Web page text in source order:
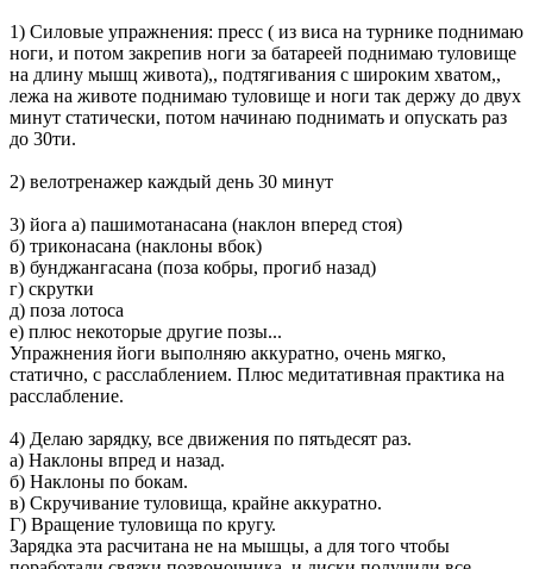
1) Силовые упражнения: пресс ( из виса на турнике поднимаю
ноги, и потом закрепив ноги за батареей поднимаю туловище
на длину мышц живота),, подтягивания с широким хватом,,
лежа на животе поднимаю туловище и ноги так держу до двух
минут статически, потом начинаю поднимать и опускать раз
до 30ти.
2) велотренажер каждый день 30 минут
3) йога а) пашимотанасана (наклон вперед стоя)
б) триконасана (наклоны вбок)
в) бунджангасана (поза кобры, прогиб назад)
г) скрутки
д) поза лотоса
е) плюс некоторые другие позы...
Упражнения йоги выполняю аккуратно, очень мягко,
статично, с расслаблением. Плюс медитативная практика на
расслабление.
4) Делаю зарядку, все движения по пятьдесят раз.
а) Наклоны впред и назад.
б) Наклоны по бокам.
в) Скручивание туловища, крайне аккуратно.
Г) Вращение туловища по кругу.
Зарядка эта расчитана не на мышцы, а для того чтобы